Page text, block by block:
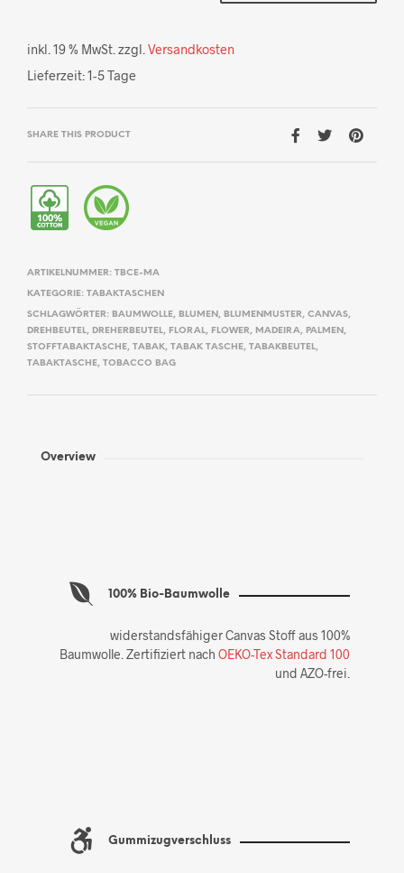
inkl. 19 % MwSt. zzgl. Versandkosten
Lieferzeit:1-5 Tage
SHARE THIS PRODUCT
ARTIKELNUMMER: TBCE-MA
KATEGORIE: TABAKTASCHEN
SCHLAGWÖRTER: BAUMWOLLE, BLUMEN , BLUMENMUSTER, CANVAS,
DREHBEUTEL, DREHERBEUTEL, FLORAL, FLOWER, MADEIRA, PALMEN ,
STOFFTABAKTASCHE, TABAK, TABAK TASCHE, TABAKBEUTEL,
TABAKTASCHE, TOBACCO BAG
Overview
100% Bio-Baumwolle
widerstandsfähiger Canvas Stoff aus 100%
Baumwolle. Zertifiziert nachOEKO-Tex Standard 100
und AZO-frei.
Gummizugverschluss